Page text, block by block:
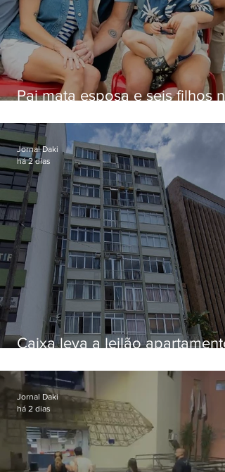
Pai mata esposa e seis filhos
Caixa leva a leilão apartamento
Botafogo
Jornal Daki
há 2 dias
Jornal Daki
há 2 dias